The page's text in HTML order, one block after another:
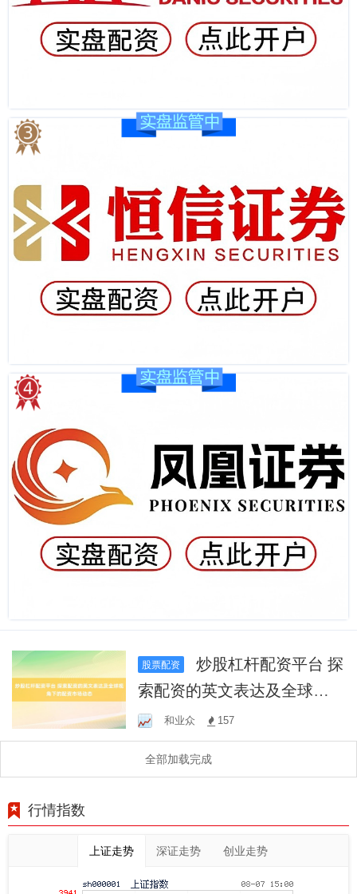
股票配资
炒股杠杆配资平台 探
索配资的英文表达及全球视
角下的配资市场动态
和业众 157
全部加载完成
行情指数
上证走势 深证走势 创业走势